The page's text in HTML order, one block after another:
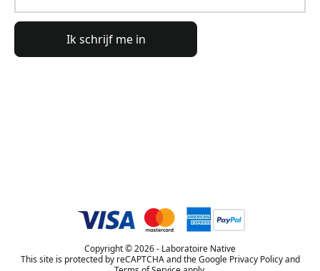
Ik schrijf me in
Copyright © 2026 - Laboratoire Native
This site is protected by reCAPTCHA and the Google Privacy Policy and